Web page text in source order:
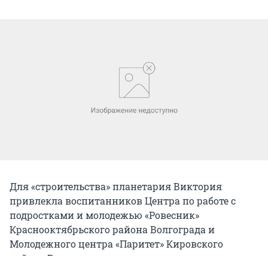
Для «строительства» планетария Виктория
привлекла воспитанников Центра по работе с
подростками и молодежью «Ровесник»
Краснооктябрьского района Волгограда и
Молодежного центра «Паритет» Кировского